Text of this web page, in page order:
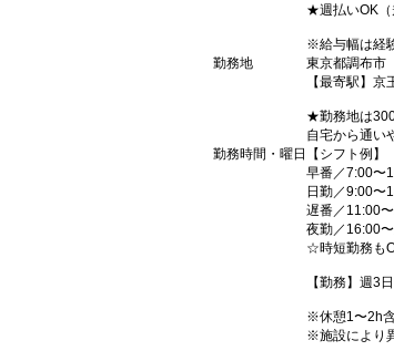
★週払いOK（
※給与幅は経
勤務地
東京都調布市
【最寄駅】
★勤務地は
自宅から通い
勤務時間・曜日
【シフト例】
早番／7:00〜
日勤／9:00〜
遅番／11:00
夜勤／16:00
☆時短勤務も
【勤務】週3
※休憩1〜2h
※施設により